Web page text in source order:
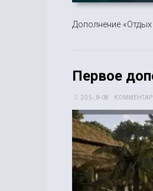
Дополнение
Первое
20 5-, 8-08